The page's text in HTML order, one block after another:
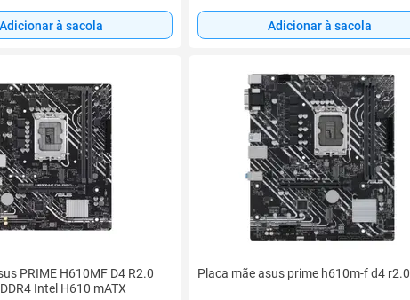
Adicionar à sacola Adicionar à sacola
PRIME H610MF D4 R2.0
Intel H610 mATX
Placa mãe asus prime h610m-f d4 r2.0